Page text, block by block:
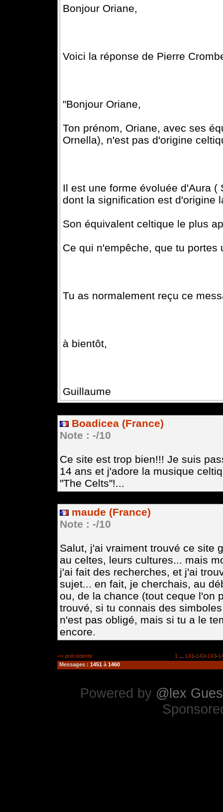
Bonjour Oriane,
Voici la réponse de Pierre
"Bonjour Oriane,
Ton prénom, Oriane, avec ses
Ornella), n'est pas d'origine
Il est une forme évoluée d'Aura
dont la signification est d'origine
Son équivalent celtique le plus
Ce qui n'empêche, que tu portes
Tu as normalement reçu ce
à bientôt,
Guillaume
Boadicea (France)
Note : -/10
Ce site est trop bien!!! Je suis
14 ans et j'adore la musique
"The Celts"!...
maude (France)
Note : -/10
Salut, j'ai vraiment trouvé ce site
au celtes, leurs cultures... mais
j'ai fait des recherches, et j'ai
sujet... en fait, je cherchais, au
ou, de la chance (tout ceque l'on
trouvé, si tu connais des
n'est pas obligé, mais si tu a le
encore.
<< précédente 1 141-142-143-
Messages : 1451 à 1460
Powered by @lex